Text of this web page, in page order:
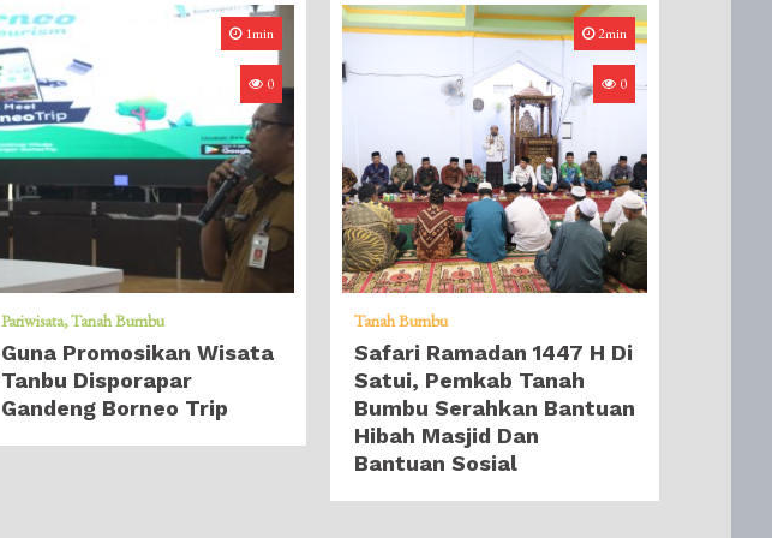
1min
0
Pariwisata Tanah Bumbu
Guna Promosikan Wisata
Tanbu Disporapar
Gandeng Borneo Trip
2min
0
Tanah Bumbu
Safari Ramadan 1447 H Di
Satui, Pemkab Tanah
Bumbu Serahkan Bantuan
Hibah Masjid Dan
Bantuan Sosial